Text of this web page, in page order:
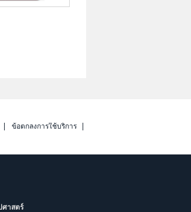
ข้อตกลงการใช้บริการ
ศาสตร์